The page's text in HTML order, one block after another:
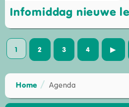
Infomiddag nieuwe
1 2 3 4 ▶
Home Agenda